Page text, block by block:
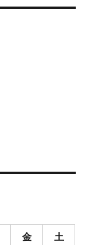
金 土